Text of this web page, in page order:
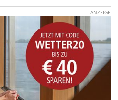
ANZEIGE